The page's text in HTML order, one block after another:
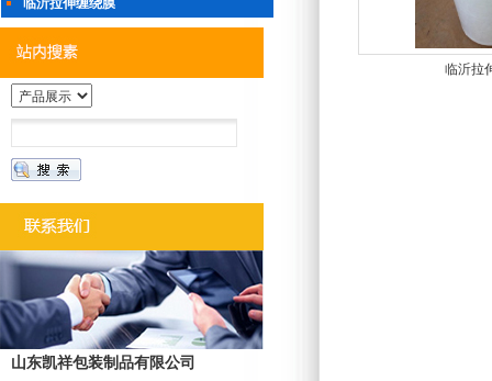
临沂拉伸缠绕膜
山东凯祥包装制品有限公司
临沂拉